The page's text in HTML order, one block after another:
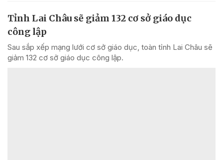
Tỉnh Lai Châu sẽ giảm 132 cơ sở giáo dục
công lập
Sau sắp xếp mạng lưới cơ sở giáo dục, toàn tỉnh Lai Châu sẽ
giảm 132 cơ sở giáo dục công lập.